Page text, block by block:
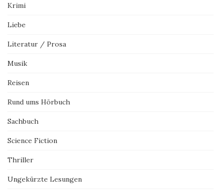
Krimi
Liebe
Literatur / Prosa
Musik
Reisen
Rund ums Hörbuch
Sachbuch
Science Fiction
Thriller
Ungekürzte Lesungen